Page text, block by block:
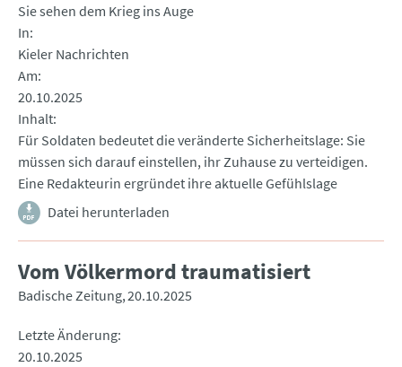
Sie sehen dem Krieg ins Auge
In
Kieler Nachrichten
Am
20.10.2025
Inhalt
Für Soldaten bedeutet die veränderte Sicherheitslage: Sie
müssen sich darauf einstellen, ihr Zuhause zu verteidigen.
Eine Redakteurin ergründet ihre aktuelle Gefühlslage
Datei herunterladen
Vom Völkermord traumatisiert
Badische Zeitung 20.10.2025
Letzte Änderung
20.10.2025